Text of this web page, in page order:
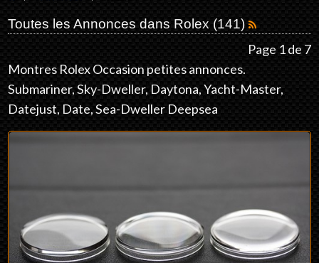
Toutes les Annonces dans Rolex (141)
Page 1 de 7
Montres Rolex Occasion petites annonces.
Submariner, Sky-Dweller, Daytona, Yacht-Master,
Datejust, Date, Sea-Dweller Deepsea